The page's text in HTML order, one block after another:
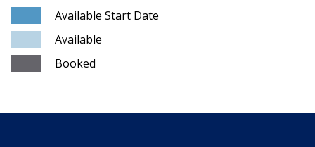
Available Start Date
Available
Booked